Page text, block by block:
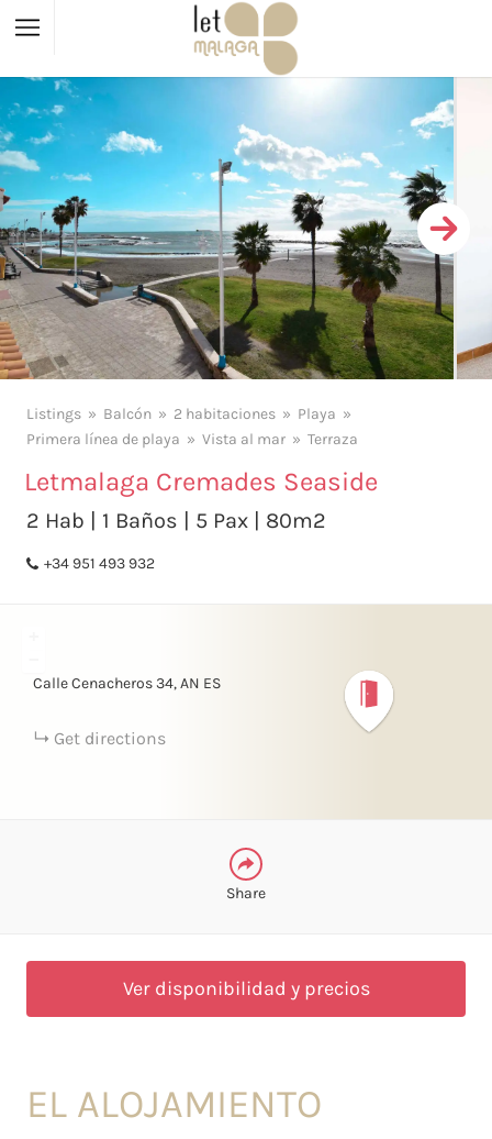
Listings Balcón 2 habitaciones
Playa
Primera línea de playa
Vista al mar Terraza
Letmalaga Cremades Seaside
2 Hab | 1 Baños | 5 Pax | 80m2
+34 951 493 932
Calle Cenacheros34 AN ES
Get directions
Share
X
Ver disponibilidad y precios
EL ALOJAMIENTO